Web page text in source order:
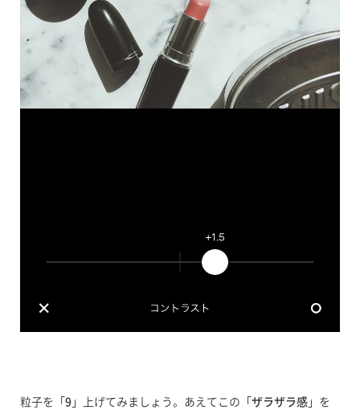
粒子を「 9 」上げてみましょう。あえてこの「 ザラザラ感 」を